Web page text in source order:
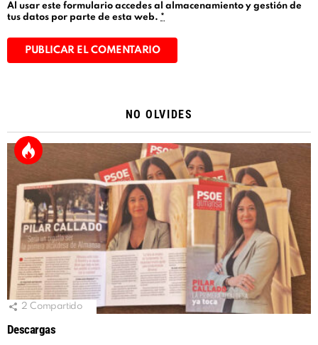
Al usar este formulario accedes al almacenamiento y gestión de
tus datos por parte de esta web. *
NO OLVIDES
2 Compartido
Descargas